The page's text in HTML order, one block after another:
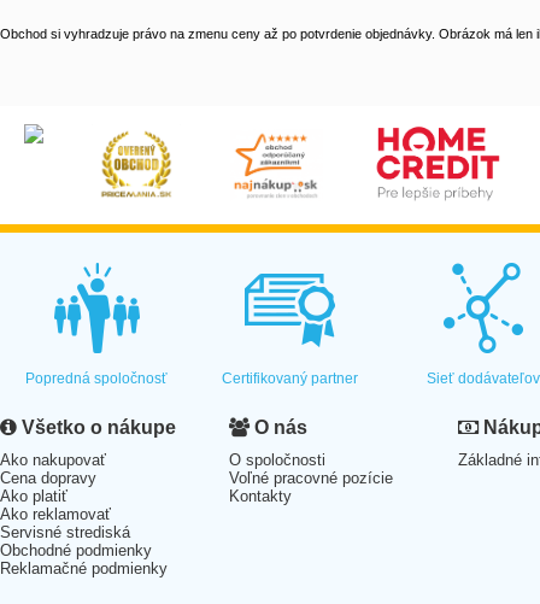
Obchod si vyhradzuje právo na zmenu ceny až po potvrdenie objednávky. Obrázok má len
Popredná spoločnosť Certifikovaný partner Sieť dodávateľov
Všetko o nákupe
Ako nakupovať
Cena dopravy
Ako platiť
Ako reklamovať
Servisné strediská
Obchodné podmienky
Reklamačné podmienky
O nás
O spoločnosti
Voľné pracovné pozície
Kontakty
Základné